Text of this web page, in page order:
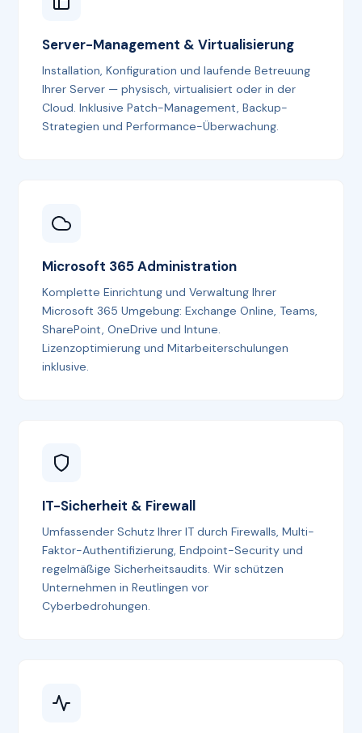
Server-Management & Virtualisierung
Installation, Konfiguration und laufende Betreuung
Ihrer Server — physisch, virtualisiert oder in der
Cloud. Inklusive Patch-Management, Backup-
Strategien und Performance-Überwachung.
Microsoft 365 Administration
Komplette Einrichtung und Verwaltung Ihrer
Microsoft 365 Umgebung: Exchange Online, Teams,
SharePoint, OneDrive und Intune.
Lizenzoptimierung und Mitarbeiterschulungen
inklusive.
IT-Sicherheit & Firewall
Umfassender Schutz Ihrer IT durch Firewalls, Multi-
Faktor-Authentifizierung, Endpoint-Security und
regelmäßige Sicherheitsaudits. Wir schützen
Unternehmen in Reutlingen vor
Cyberbedrohungen.